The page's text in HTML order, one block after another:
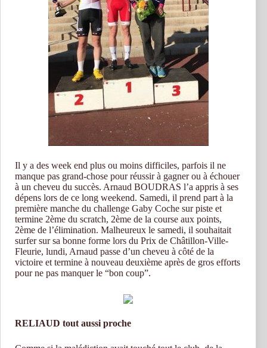
Il y a des week end plus ou moins difficiles, parfois il ne
manque pas grand-chose pour réussir à gagner ou à échouer
à un cheveu du succès. Arnaud BOUDRAS l’a appris à ses
dépens lors de ce long weekend. Samedi, il prend part à la
première manche du challenge Gaby Coche sur piste et
termine 2ème du scratch, 2ème de la course aux points,
2ème de l’élimination. Malheureux le samedi, il souhaitait
surfer sur sa bonne forme lors du Prix de Châtillon-Ville-
Fleurie, lundi, Arnaud passe d’un cheveu à côté de la
victoire et termine à nouveau deuxième après de gros efforts
pour ne pas manquer le “bon coup”.
RELIAUD tout aussi proche